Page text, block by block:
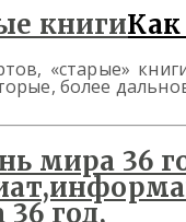
«старые»
более